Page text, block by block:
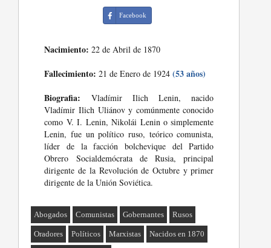
Facebook
Nacimiento: 22 de Abril de 1870
Fallecimiento: 21 de Enero de 1924(53 años)
Biografia: Vladímir Ilich Lenin, nacido
Vladímir Ilich Uliánov y comúnmente conocido
como V. I. Lenin, Nikolái Lenin o simplemente
Lenin, fue un político ruso, teórico comunista,
líder de la facción bolchevique del Partido
Obrero Socialdemócrata de Rusia, principal
dirigente de la Revolución de Octubre y primer
dirigente de la Unión Soviética.
Abogados Comunistas Gobernantes Rusos
Oradores Políticos Marxistas Nacidos en 1870